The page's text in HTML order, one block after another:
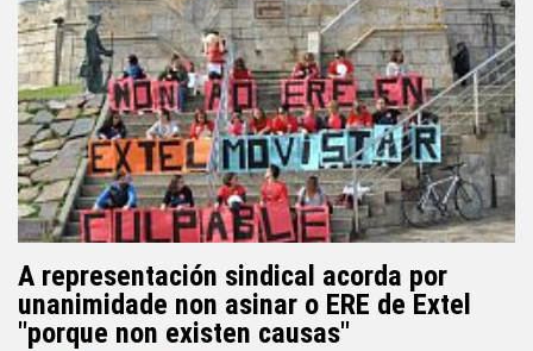
A representación sindical acorda por
unanimidade non asinar o ERE de Extel
"porque non existen causas"